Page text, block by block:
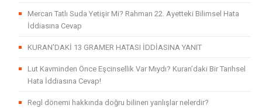
Mercan Tatlı Suda Yetişir Mi? Rahman 22. Ayetteki Bilimsel Hata
İddiasına Cevap
KURAN’DAKİ 13 GRAMER HATASI İDDİASINA YANIT
Lut Kavminden Önce Eşcinsellik Var Mıydı? Kuran’daki Bir Tarihsel
Hata İddiasına Cevap!
Regl dönemi hakkında doğru bilinen yanlışlar nelerdir?